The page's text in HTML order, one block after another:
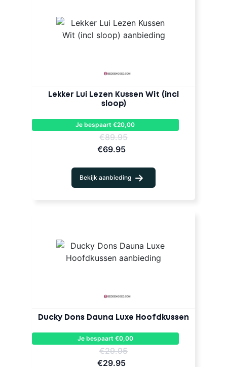
Lekker Lui Lezen Kussen Wit (incl
sloop)
Je bespaart €20,00
€89.95
€69.95
Bekijk aanbieding
Ducky Dons Dauna Luxe Hoofdkussen
Je bespaart €0,00
€29.95
€29.95